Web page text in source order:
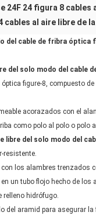
24F 24 figura 8
cables al aire libre de
del cable de fribra óptica
del solo modo del cable
figure-8, compuesto
acorazados con el
como polo al polo o polo
libre del solo modo del
resistente.
los alambres trenzados
un tubo flojo hecho de
relleno hidrófugo.
del aramid para asegurar